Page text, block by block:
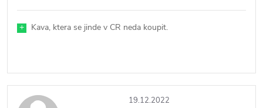
+ Kava, ktera se jinde v CR neda koupit.
19.12.2022